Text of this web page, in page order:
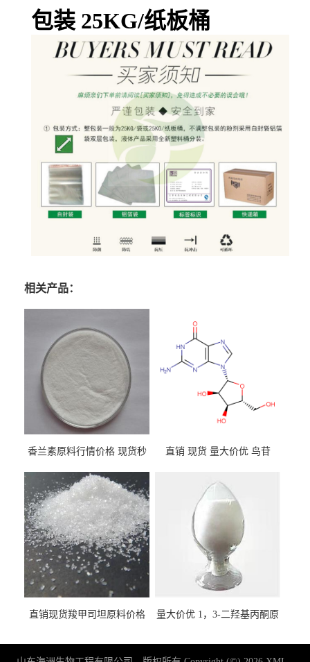
包装 25KG/纸板桶
相关产品：
香兰素原料行情价格 现货秒
直销 现货 量大价优 鸟苷
直销现货羧甲司坦原料价格
量大价优 1，3-二羟基丙酮原